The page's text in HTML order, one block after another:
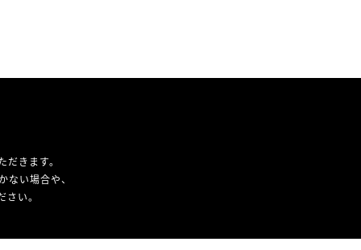
きます。
い場合や、
い。